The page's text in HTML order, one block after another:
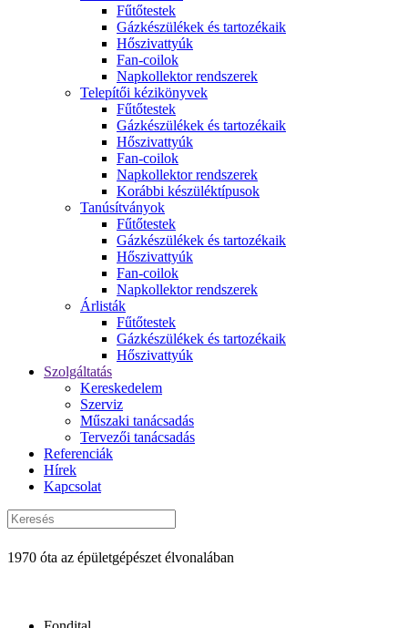
Fűtőtestek
Gázkészülékek és tartozékaik
Hőszivattyúk
Fan-coilok
Napkollektor rendszerek
Telepítői kézikönyvek
Fűtőtestek
Gázkészülékek és tartozékaik
Hőszivattyúk
Fan-coilok
Napkollektor rendszerek
Korábbi készüléktípusok
Tanúsítványok
Fűtőtestek
Gázkészülékek és tartozékaik
Hőszivattyúk
Fan-coilok
Napkollektor rendszerek
Árlisták
Fűtőtestek
Gázkészülékek és tartozékaik
Hőszivattyúk
Szolgáltatás
Kereskedelem
Szerviz
Műszaki tanácsadás
Tervezői tanácsadás
Referenciák
Hírek
Kapcsolat
1970 óta az épületgépészet élvonalában